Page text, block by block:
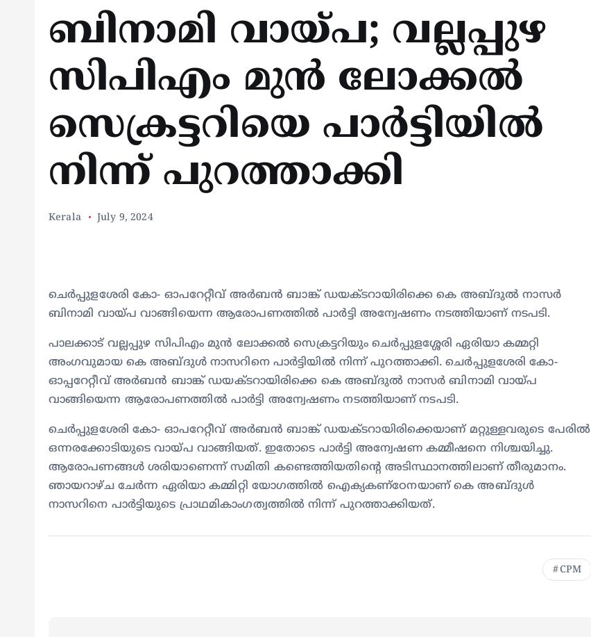
ബിനാമി വായ്പ; വല്ലപ്പുഴ
സിപിഎം മുൻ ലോക്കൽ
സെക്രട്ടറിയെ പാർട്ടിയിൽ
നിന്ന് പുറത്താക്കി
Kerala July 9, 2024
ചെർപ്പുളശേരി കോ- ഓപറേറ്റീവ് അർബൻ ബാങ്ക് ഡയക്ടറായിരിക്കെ കെ അബ്ദുൽ നാസർ
ബിനാമി വായ്‌പ വാങ്ങിയെന്ന ആരോപണത്തിൽ പാർട്ടി അന്വേഷണം നടത്തിയാണ് നടപടി.
പാലക്കാട് വല്ലപ്പുഴ സിപിഎം മുൻ ലോക്കൽ സെക്രട്ടറിയും ചെർപ്പുളശ്ശേരി ഏരിയാ കമ്മറ്റി
അംഗവുമായ കെ അബ്ദുൾ നാസറിനെ പാർട്ടിയിൽ നിന്ന് പുറത്താക്കി. ചെർപ്പുളശേരി കോ-
ഓപ്പറേറ്റീവ് അർബൻ ബാങ്ക് ഡയക്ടറായിരിക്കെ കെ അബ്ദുൽ നാസർ ബിനാമി വായ്‌പ
വാങ്ങിയെന്ന ആരോപണത്തിൽ പാർട്ടി അന്വേഷണം നടത്തിയാണ് നടപടി.
ചെർപ്പുളശേരി കോ- ഓപറേറ്റീവ് അർബൻ ബാങ്ക് ഡയക്ടറായിരിക്കെയാണ് മറ്റുള്ളവരുടെ പേരിൽ
ഒന്നരക്കോടിയുടെ വായ്പ വാങ്ങിയത്. ഇതോടെ പാർട്ടി അന്വേഷണ കമ്മീഷനെ നിശ്ചയിച്ചു.
ആരോപണങ്ങൾ ശരിയാണെന്ന് സമിതി കണ്ടെത്തിയതിന്റെ അടിസ്ഥാനത്തിലാണ് തീരുമാനം.
ഞായറാഴ്ച ചേർന്ന ഏരിയാ കമ്മിറ്റി യോഗത്തിൽ ഐക്യകണ്ഠേനയാണ് കെ അബ്ദുൾ
നാസറിനെ പാർട്ടിയുടെ പ്രാഥമികാംഗത്വത്തിൽ നിന്ന് പുറത്താക്കിയത്.
CPM